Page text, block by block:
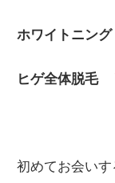
ホワイトニング
ヒゲ全体脱毛
初めてお会いす